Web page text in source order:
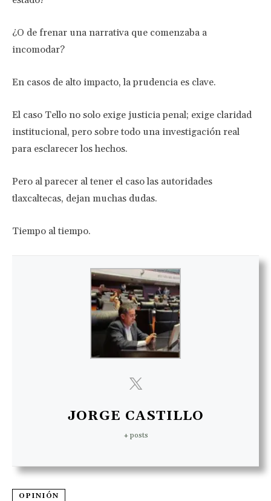
¿O de frenar una narrativa que comenzaba a
incomodar?
En casos de alto impacto, la prudencia es clave.
El caso Tello no solo exige justicia penal; exige claridad
institucional, pero sobre todo una investigación real
para esclarecer los hechos.
Pero al parecer al tener el caso las autoridades
tlaxcaltecas, dejan muchas dudas.
Tiempo al tiempo.
JORGE CASTILLO
+ posts
OPINIÓN